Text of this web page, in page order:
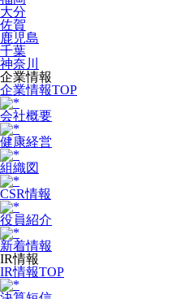
大分
佐賀
鹿児島
千葉
神奈川
企業情報
企業情報TOP
会社概要
健康経営
組織図
CSR情報
役員紹介
新着情報
IR情報
IR情報TOP